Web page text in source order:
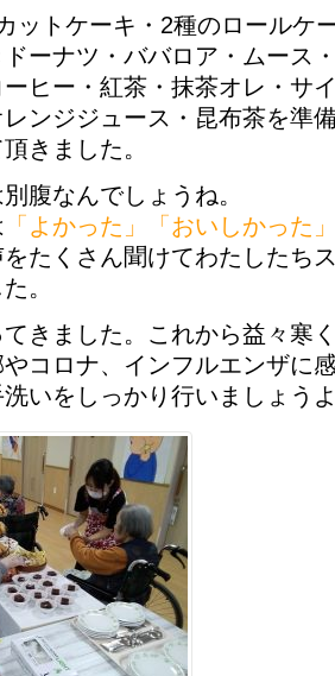
ットケーキ・2種のロールケ
ーナツ・ババロア・ムース
ヒー・紅茶・抹茶オレ・サ
ンジジュース・昆布茶を準
きました。
腹なんでしょうね。
「よかった」「おいしかった
をたくさん聞けてわたしたち
。
きました。これから益々寒
コロナ、インフルエンザに
いをしっかり行いましょう